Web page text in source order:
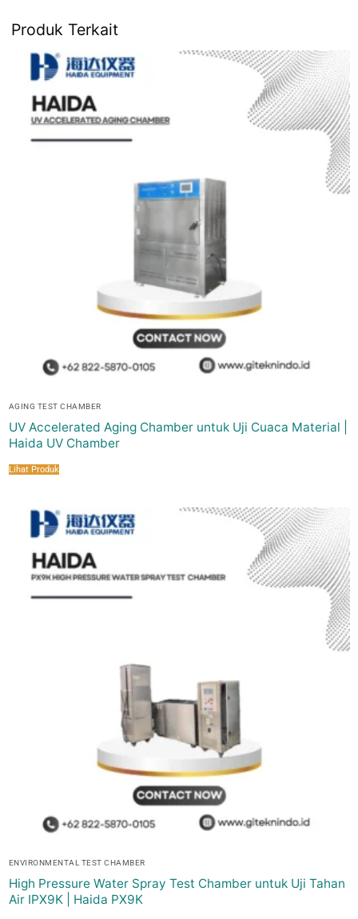
Produk Terkait
AGING TEST CHAMBER
UV Accelerated Aging Chamber untuk Uji Cuaca Material |
Haida UV Chamber
Lihat Produk
ENVIRONMENTAL TEST CHAMBER
High Pressure Water Spray Test Chamber untuk Uji Tahan
Air IPX9K | Haida PX9K